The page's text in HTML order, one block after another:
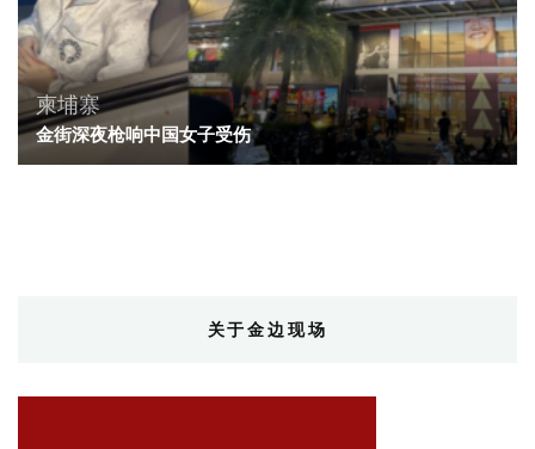
柬埔寨
金街深夜枪响中国女子受伤
关于金边现场